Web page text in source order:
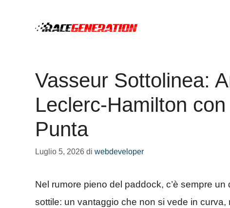
Vasseur Sottolinea:
Leclerc-Hamilton
Punta
Luglio 5, 2026 di webdeveloper
Nel rumore pieno del paddock, c’è sempre
sottile: un vantaggio che non si vede in curva,